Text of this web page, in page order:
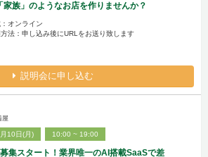
家族」のようなお店を作りませんか？
オンライン
方法：申し込み後にURLをお送り致します
説明会に申し込む
屋
10日(月) 10:00 ~ 19:00
集スタート！業界唯一のAI搭載SaaSで差